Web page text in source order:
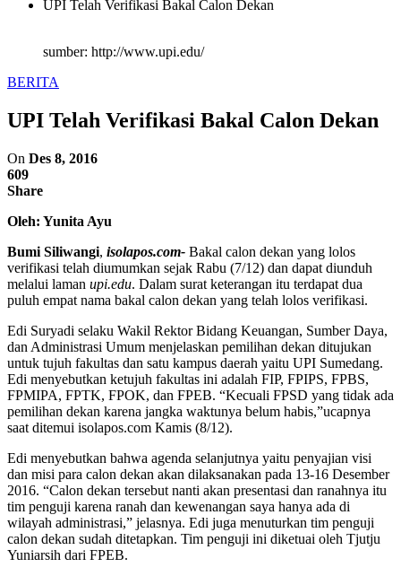
UPI Telah Verifikasi Bakal Calon Dekan
sumber: http://www.upi.edu/
BERITA
UPI Telah Verifikasi Bakal Calon Dekan
On Des 8, 2016
609
Share
Oleh: Yunita Ayu
Bumi Siliwangi, isolapos.com- Bakal calon dekan yang lolos
verifikasi telah diumumkan sejak Rabu (7/12) dan dapat diunduh
melalui laman upi.edu. Dalam surat keterangan itu terdapat dua
puluh empat nama bakal calon dekan yang telah lolos verifikasi.
Edi Suryadi selaku Wakil Rektor Bidang Keuangan, Sumber Daya,
dan Administrasi Umum menjelaskan pemilihan dekan ditujukan
untuk tujuh fakultas dan satu kampus daerah yaitu UPI Sumedang.
Edi menyebutkan ketujuh fakultas ini adalah FIP, FPIPS, FPBS,
FPMIPA, FPTK, FPOK, dan FPEB. “Kecuali FPSD yang tidak ada
pemilihan dekan karena jangka waktunya belum habis,”ucapnya
saat ditemui isolapos.com Kamis (8/12).
Edi menyebutkan bahwa agenda selanjutnya yaitu penyajian visi
dan misi para calon dekan akan dilaksanakan pada 13-16 Desember
2016. “Calon dekan tersebut nanti akan presentasi dan ranahnya itu
tim penguji karena ranah dan kewenangan saya hanya ada di
wilayah administrasi,” jelasnya. Edi juga menuturkan tim penguji
calon dekan sudah ditetapkan. Tim penguji ini diketuai oleh Tjutju
Yuniarsih dari FPEB.